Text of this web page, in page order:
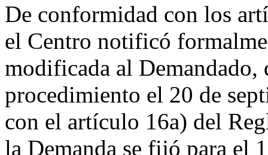
De conformidad con los
el Centro notificó
modificada al Demandado,
procedimiento el 20 de
con el artículo 16a) del
la Demanda se fijó para el